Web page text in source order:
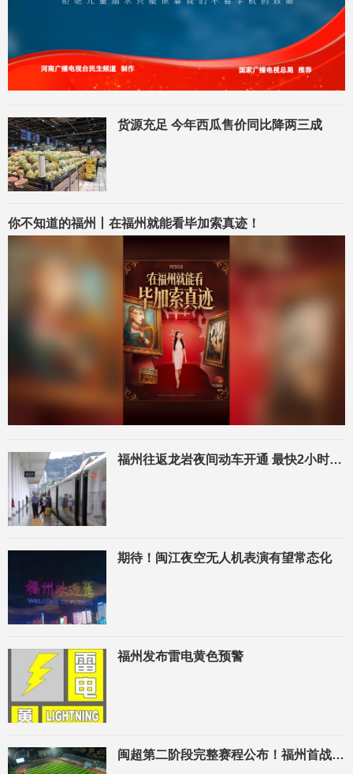
货源充足 今年西瓜售价同比降两三成
你不知道的福州丨在福州就能看毕加索真迹！
福州往返龙岩夜间动车开通 最快2小时19分
期待！闽江夜空无人机表演有望常态化
福州发布雷电黄色预警
闽超第二阶段完整赛程公布！福州首战对阵泉州，末轮对阵厦门！